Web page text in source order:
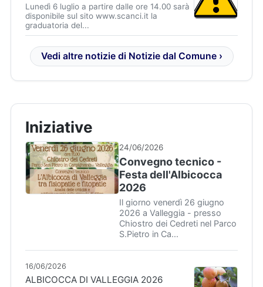
Lunedì 6 luglio a partire dalle ore 14.00 sarà
disponibile sul sito www.scanci.it la
graduatoria del...
Vedi altre notizie di Notizie dal Comune ›
Iniziative
24/06/2026
Convegno tecnico -
Festa dell'Albicocca
2026
Il giorno venerdì 26 giugno
2026 a Valleggia - presso
Chiostro dei Cedreti nel Parco
S.Pietro in Ca...
16/06/2026
ALBICOCCA DI VALLEGGIA 2026